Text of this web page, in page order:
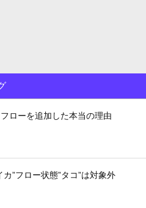
ローを追加した本当の理由
カ”フロー状態”タコ”は対象外